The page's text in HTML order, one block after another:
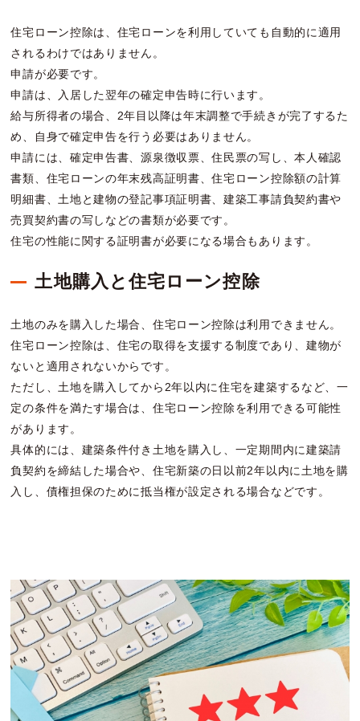
住宅ローン控除は、住宅ローンを利用していても自動的に適用
されるわけではありません。
申請が必要です。
申請は、入居した翌年の確定申告時に行います。
給与所得者の場合、2年目以降は年末調整で手続きが完了するた
め、自身で確定申告を行う必要はありません。
申請には、確定申告書、源泉徴収票、住民票の写し、本人確認
書類、住宅ローンの年末残高証明書、住宅ローン控除額の計算
明細書、土地と建物の登記事項証明書、建築工事請負契約書や
売買契約書の写しなどの書類が必要です。
住宅の性能に関する証明書が必要になる場合もあります。
土地購入と住宅ローン控除
土地のみを購入した場合、住宅ローン控除は利用できません。
住宅ローン控除は、住宅の取得を支援する制度であり、建物が
ないと適用されないからです。
ただし、土地を購入してから2年以内に住宅を建築するなど、一
定の条件を満たす場合は、住宅ローン控除を利用できる可能性
があります。
具体的には、建築条件付き土地を購入し、一定期間内に建築請
負契約を締結した場合や、住宅新築の日以前2年以内に土地を購
入し、債権担保のために抵当権が設定される場合などです。